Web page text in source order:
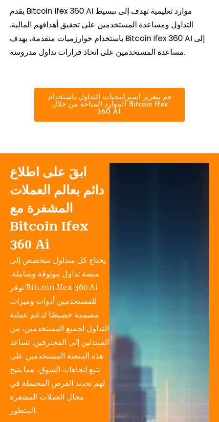
يقدم Bitcoin Ifex 360 AI موارد تعليمية تهدف إلى تبسيط
التداول ومساعدة المستخدمين على تحقيق أهدافهم المالية.
باستخدام خوارزميات متقدمة، يهدف Bitcoin Ifex 360 AI إلى
مساعدة المستخدمين على اتخاذ قرارات تداول مدروسة.
قم بتعزيز استراتيجيات التداول باستخدام
الموارد المتاحة من خلال Bitcoin Ifex
360 AI.
ابقَ على اطلاع
دائم بعالم العملات
المشفرة مع
Bitcoin Ifex
360 Ai
يحتاج كل متداول متخصص إلى
منصة تداول موثوقة وشاملة.
توفر Bitcoin Ifex 360 Ai
للمستخدمين أدوات وميزات
مصممة خصيصًا لدعم عملية
التداول لجميع المستخدمين، من
المبتدئين إلى المحترفين. تساعد
هذه المنصة المستخدمين على
تتبع اتجاهات السوق، مما يتيح
لهم تحديد الفرص المحتملة في
مجال العملات المشفرة
المتطور.